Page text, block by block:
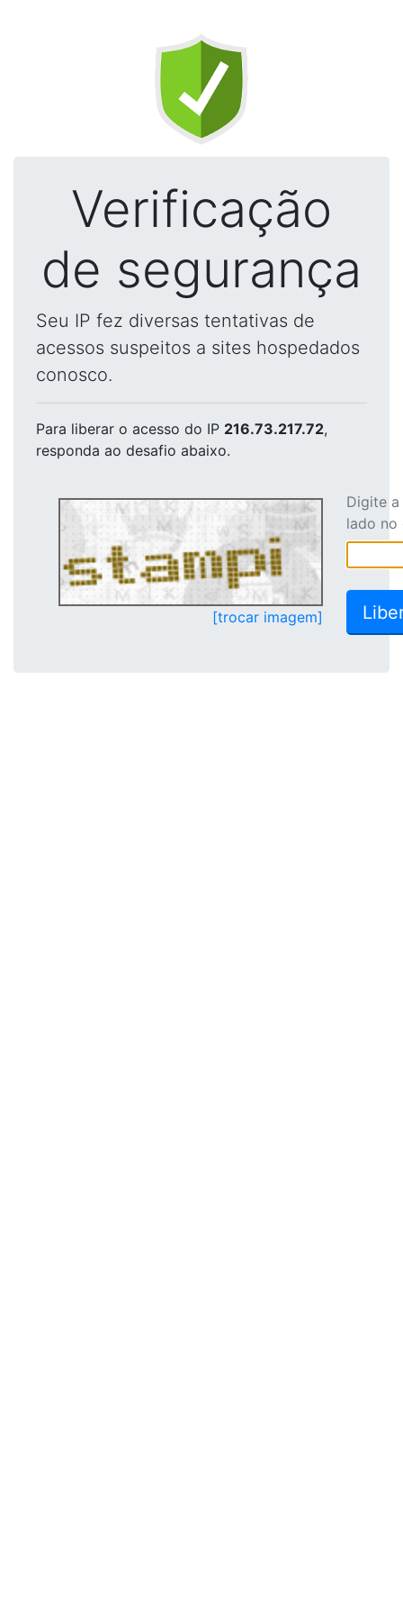
Verificação
de segurança
Seu IP fez diversas tentativas de
acessos suspeitos a sites hospedados
conosco.
Para liberar o acesso do IP 216.73.217.72,
responda ao desafio abaixo.
[trocar imagem]
Digite
lado no